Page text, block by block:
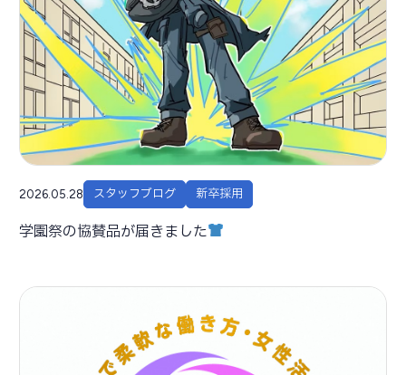
お問い合わせ
プライバシーポリシー
キタガワグループ調達基本方針
2026.05.28 スタッフブログ 新卒採用
学園祭の協賛品が届きました